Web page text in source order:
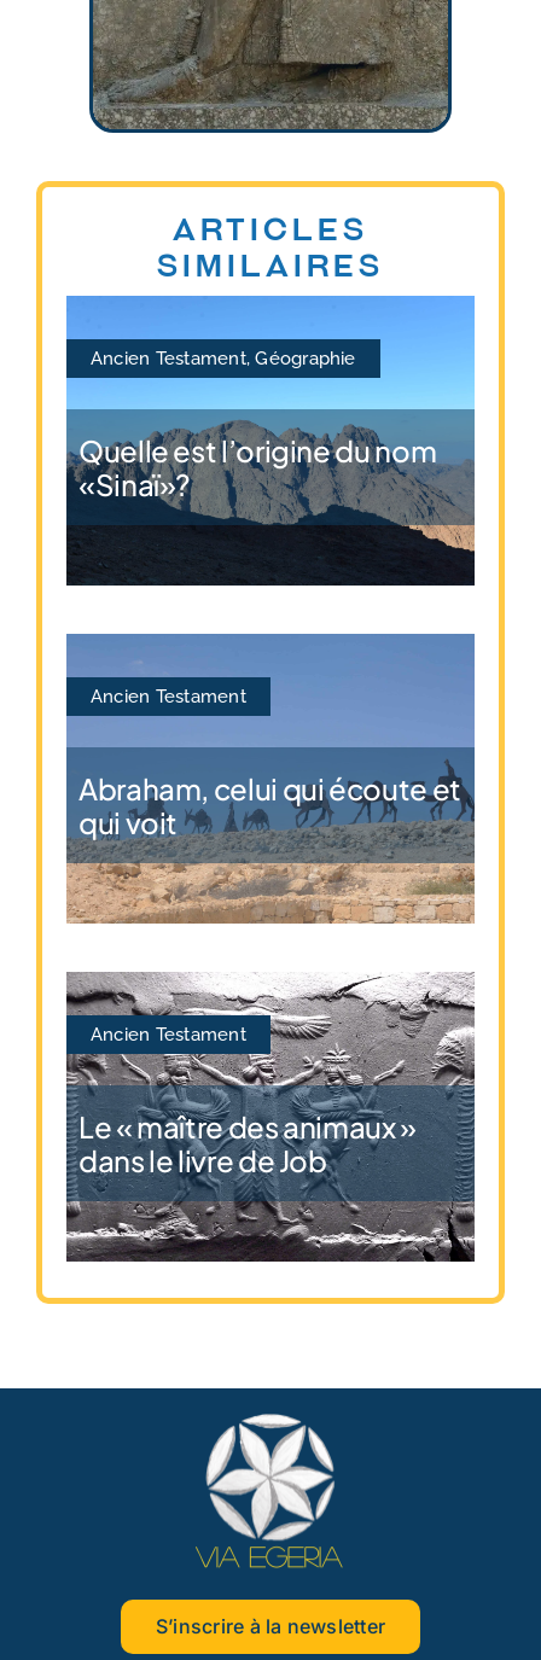
Articles
similaires
Ancien Testament,Géographie
Quelle est l’origine du nom
«Sinaï»?
Ancien Testament
Abraham, celui qui écoute et
qui voit
Ancien Testament
Le « maître des animaux »
dans le livre de Job
S’inscrire à la newsletter